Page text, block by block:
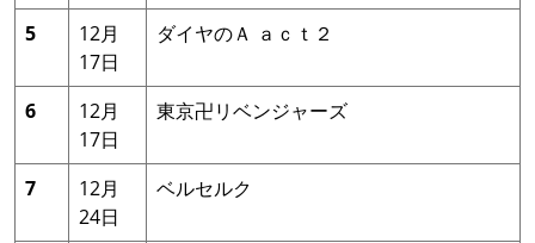
5
12月
17日
ダイヤのＡ ａｃｔ２
6
12月
17日
東京卍リベンジャーズ
7
12月
24日
ベルセルク